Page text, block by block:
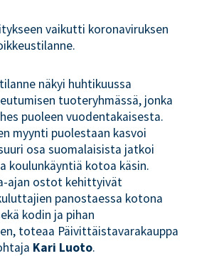
vaikutti koronaviruksen
näkyi huhtikuussa
tuoteryhmässä, jonka
puoleen vuodentakaisesta.
myynti puolestaan kasvoi
osa suomalaisista jatkoi
koulunkäyntiä kotoa käsin.
ajan ostot kehittyivät
panostaessa kotona
kodin ja pihan
toteaa Päivittäistavarakauppa
Kari Luoto.